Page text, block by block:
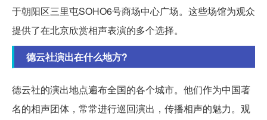
于朝阳区三里屯SOHO6号商场中心广场。这些场馆为观众
提供了在北京欣赏相声表演的多个选择。
德云社演出在什么地方?
德云社的演出地点遍布全国的各个城市。他们作为中国著
名的相声团体，常常进行巡回演出，传播相声的魅力。观